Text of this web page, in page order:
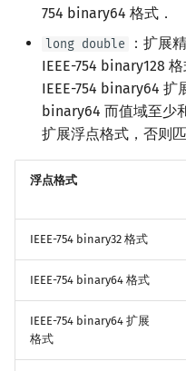
754 binary64 格式．
long double
：扩展
IEEE-754 binary128
IEEE-754 binary64
binary64 而值域至少
扩展浮点格式，否则
浮点格式
IEEE-754 binary32 格式
IEEE-754 binary64 格式
IEEE-754 binary64 扩展
格式